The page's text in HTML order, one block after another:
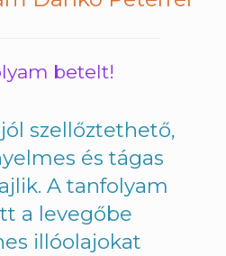
betelt!
szellőztethető,
és tágas
A tanfolyam
a levegőbe
illóolajokat